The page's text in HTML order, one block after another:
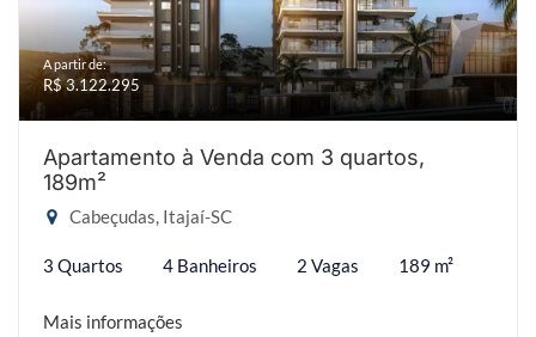
A partir de:
R$ 3.122.295
Apartamento à Venda com 3 quartos,
189m²
Cabeçudas, Itajaí-SC
3 Quartos 4 Banheiros 2 Vagas 189 m²
Mais informações